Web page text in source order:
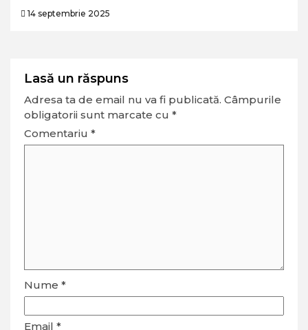
14 septembrie 2025
Lasă un răspuns
Adresa ta de email nu va fi publicată. Câmpurile
obligatorii sunt marcate cu *
Comentariu *
Nume *
Email *